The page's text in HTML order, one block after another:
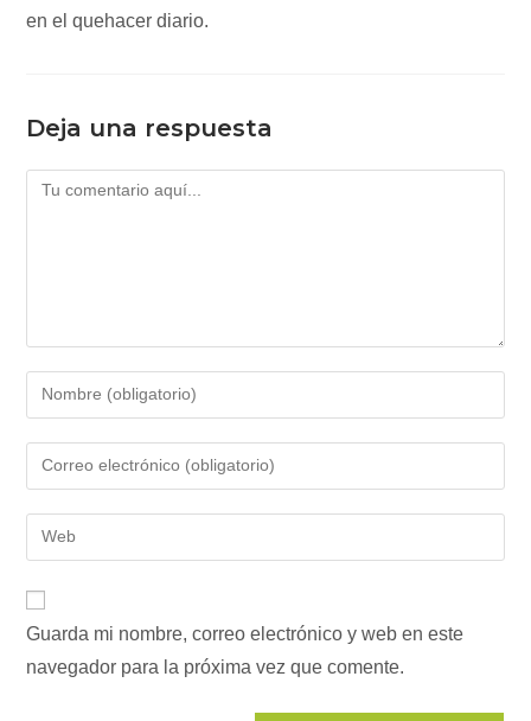
en el quehacer diario.
Deja una respuesta
Comentario
Introduce
tu
nombre
de
usuario
para
Introduce
tu
dirección
de
para
comentar
Introduce
la
de
tu
web
Guarda mi nombre, correo electrónico y web en este
navegador para la próxima vez que comente.